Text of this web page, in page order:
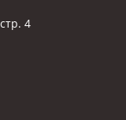
4